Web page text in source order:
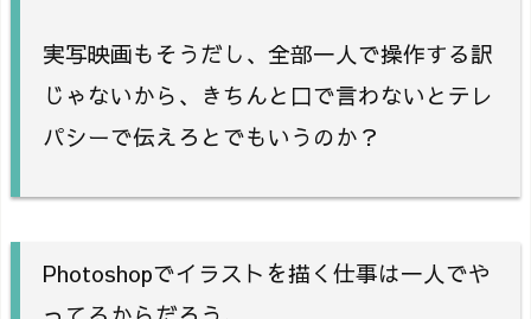
実写映画もそうだし、全部一人で操作する訳
じゃないから、きちんと口で言わないとテレ
パシーで伝えろとでもいうのか？
Photoshopでイラストを描く仕事は一人でや